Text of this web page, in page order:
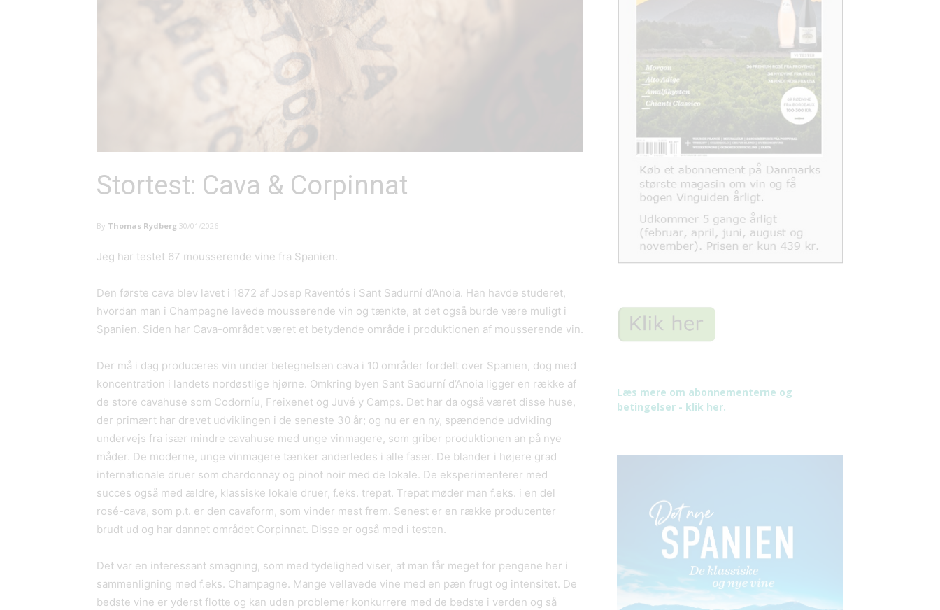
Stortest: Cava & Corpinnat
By Thomas Rydberg 30/01/2026
Jeg har testet 67 mousserende vine fra Spanien.
Den første cava blev lavet i 1872 af Josep Raventós i Sant Sadurní d’Anoia. Han havde studeret,
hvordan man i Champagne lavede mousserende vin og tænkte, at det også burde være muligt i
Spanien. Siden har Cava-området været et betydende område i produktionen af mousserende vin.
Der må i dag produceres vin under betegnelsen cava i 10 områder fordelt over Spanien, dog med
koncentration i landets nordøstlige hjørne. Omkring byen Sant Sadurní d’Anoia ligger en række af
de store cavahuse som Codorníu, Freixenet og Juvé y Camps. Det har da også været disse huse,
der primært har drevet udviklingen i de seneste 30 år; og nu er en ny, spændende udvikling
undervejs fra især mindre cavahuse med unge vinmagere, som griber produktionen an på nye
måder. De moderne, unge vinmagere tænker anderledes i alle faser. De blander i højere grad
internationale druer som chardonnay og pinot noir med de lokale. De eksperimenterer med
succes også med ældre, klassiske lokale druer, f.eks. trepat. Trepat møder man f.eks. i en del
rosé-cava, som p.t. er den cavaform, som vinder mest frem. Senest er en række producenter
brudt ud og har dannet området Corpinnat. Disse er også med i testen.
Det var en interessant smagning, som med tydelighed viser, at man får meget for pengene her i
sammenligning med f.eks. Champagne. Mange vellavede vine med en pæn frugt og intensitet. De
bedste vine er yderst flotte og kan uden problemer konkurrere med de bedste i verden og så
Læs mere om abonnementerne og
betingelser - klik her.